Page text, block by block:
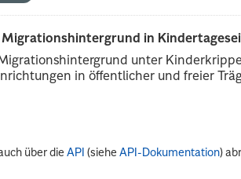
in
unter
in öffentlicher und freier
über dieAPI (sieheAPI-Dokumentation)